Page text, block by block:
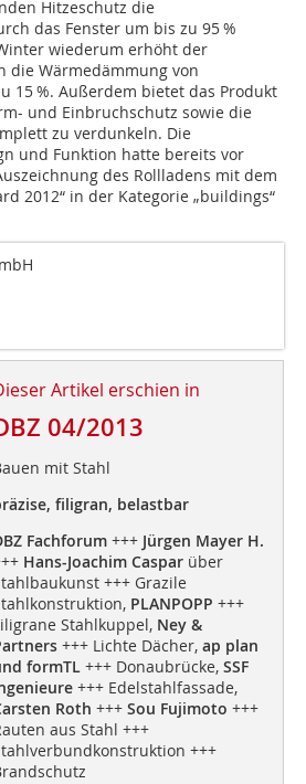
Hitzeschutz die
das Fenster um bis zu 95 %
wiederum erhöht der
die Wärmedämmung von
15 %. Außerdem bietet das Produkt
und Einbruchschutz sowie die
zu verdunkeln. Die
und Funktion hatte bereits vor
des Rollladens mit dem
2012“ in der Kategorie „buildings“
Artikel erschien in
04/2013
mit Stahl
filigran, belastbar
Fachforum+++ Jürgen Mayer H.
Hans-Joachim Casparüber
+++ Grazile
PLANPOPP +++
Stahlkuppel, Ney &
+++ Lichte Dächer, ap plan
formTL+++ Donaubrücke, SSF
+++ Edelstahlfassade,
Roth +++ Sou Fujimoto +++
aus Stahl +++
+++